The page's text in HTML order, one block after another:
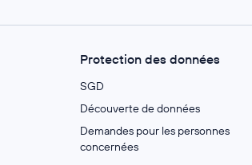
Protection des données
SGD
Découverte de données
Demandes pour les personnes
concernées